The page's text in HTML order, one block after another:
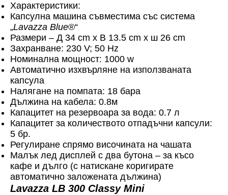
Характеристики:
Капсулна машина съвместима със система
„Lavazza Blue®“
Размери – Д 34 cm x В 13.5 cm х ш 26 cm
Захранване: 230 V; 50 Hz
Номинална мощност: 1000 w
Автоматично изхвърляне на използваната
капсула
Налягане на помпата: 18 барa
Дължина на кабела: 0.8м
Капацитет на резервоара за вода: 0.7 л
Капацитет за количеството отпадъчни капсули:
5 бр.
Регулиране спрямо височината на чашата
Малък лед дисплей с два бутона – за късо
кафе и дълго (с натискане коригирате
автоматично заложената дължина)
Lavazza LB 300 Classy Mini